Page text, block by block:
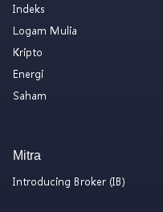
Indeks
Logam Mulia
Kripto
Energi
Saham
Mitra
Introducing Broker (IB)